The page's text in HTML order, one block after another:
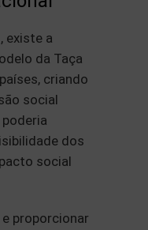
, existe a
da Taça
criando
social
dos
social
proporcionar